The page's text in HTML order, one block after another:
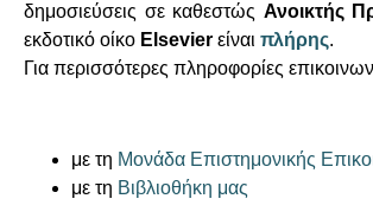
δημοσιεύσεις σε καθεστώς Ανοικτής
εκδοτικό οίκο Elsevier είναι πλήρης.
Για περισσότερες πληροφορίες
με τη Μονάδα Επιστημονικής
με τη Βιβλιοθήκη μας